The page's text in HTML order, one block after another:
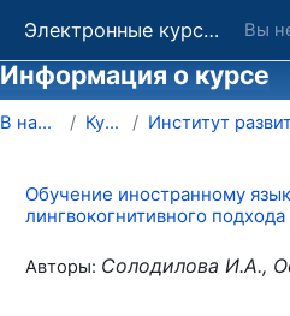
Электронные курсы ОГУ в системе обучения Moodle Вы
Информация о курсе
В начало Курсы
Обучение иностранному
лингвокогнитивного подхода
Авторы: Солодилова И.А.,